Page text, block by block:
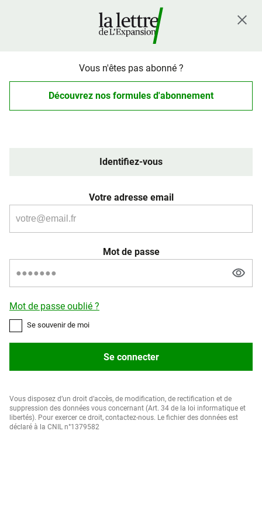
Vous n'êtes pas abonné ?
Découvrez nos formules d'abonnement
Identifiez-vous
Votre adresse email
Mot de passe
Mot de passe oublié ?
Se souvenir de moi
Se connecter
Vous disposez d’un droit d’accès, de modification, de rectification et de
suppression des données vous concernant (Art. 34 de la loi informatique et
libertés). Pour exercer ce droit, contactez-nous. Le fichier des données est
déclaré à la CNIL n°1379582